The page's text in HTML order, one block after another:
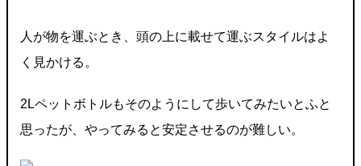
人が物を運ぶとき、頭の上に載せて運ぶスタイルはよ
く見かける。
2Lペットボトルもそのようにして歩いてみたいとふと
思ったが、やってみると安定させるのが難しい。